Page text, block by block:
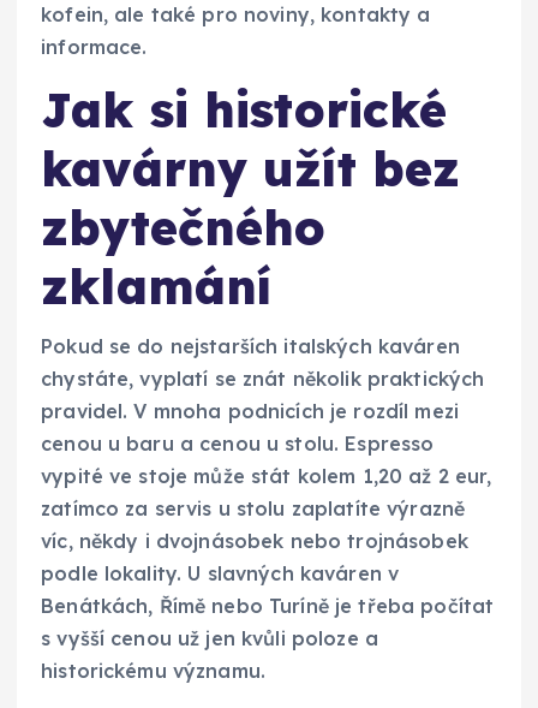
kofein, ale také pro noviny, kontakty a
informace.
Jak si historické
kavárny užít bez
zbytečného
zklamání
Pokud se do nejstarších italských kaváren
chystáte, vyplatí se znát několik praktických
pravidel. V mnoha podnicích je rozdíl mezi
cenou u baru a cenou u stolu. Espresso
vypité ve stoje může stát kolem 1,20 až 2 eur,
zatímco za servis u stolu zaplatíte výrazně
víc, někdy i dvojnásobek nebo trojnásobek
podle lokality. U slavných kaváren v
Benátkách, Římě nebo Turíně je třeba počítat
s vyšší cenou už jen kvůli poloze a
historickému významu.